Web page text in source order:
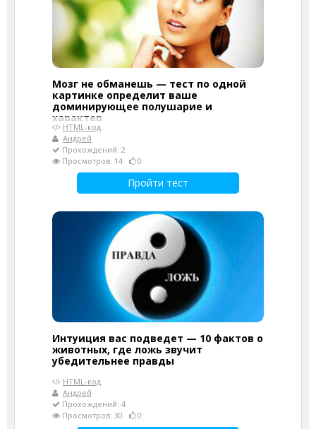
Мозг не обманешь — тест по одной
картинке определит ваше
доминирующее полушарие и
характер
HTML-код
Андрей
Прохождений: 2
Просмотров: 14
0
Пройти тест
Интуиция вас подведет — 10 фактов о
животных, где ложь звучит
убедительнее правды
HTML-код
Андрей
Прохождений: 4
Просмотров: 30
0